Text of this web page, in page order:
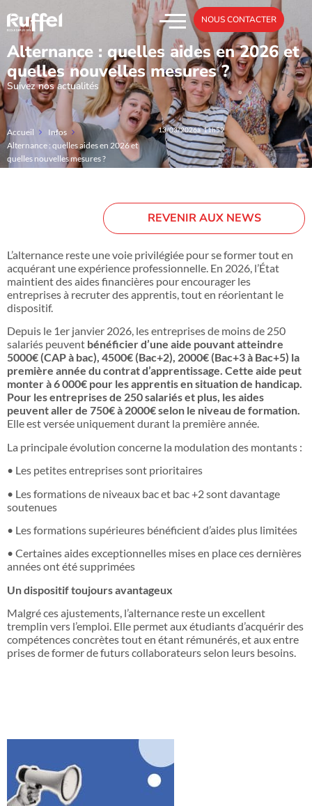
NOUS CONTACTER
Alternance : quelles aides en 2026 et
quelles nouvelles mesures ?
Suivez nos actualités
Accueil
Infos
Alternance : quelles aides en 2026 et
quelles nouvelles mesures ?
13/03/2026à 11h59
REVENIR AUX NEWS
L’alternance reste une voie privilégiée pour se former tout en
acquérant une expérience professionnelle. En 2026, l’État
maintient des aides financières pour encourager les
entreprises à recruter des apprentis, tout en réorientant le
dispositif.
Depuis le 1er janvier 2026, les entreprises de moins de 250
salariés peuvent bénéficier d’une aide pouvant atteindre
5000€ (CAP à bac), 4500€ (Bac+2), 2000€ (Bac+3 à Bac+5) la
première année du contrat d’apprentissage. Cette aide peut
monter à6 000€ pour les apprentis en situation de handicap.
Pour les entreprises de 250 salariés et plus, les aides
peuvent aller de 750€ à 2000€ selon le niveau de formation.
Elle est versée uniquement durant la première année.
La principale évolution concerne la modulation des montants :
• Les petites entreprises sont prioritaires
• Les formations de niveaux bac et bac +2 sont davantage
soutenues
• Les formations supérieures bénéficient d’aides plus limitées
• Certaines aides exceptionnelles mises en place ces dernières
années ont été supprimées
Un dispositif toujours avantageux
Malgré ces ajustements, l’alternance reste un excellent
tremplin vers l’emploi. Elle permet aux étudiants d’acquérir des
compétences concrètes tout en étant rémunérés, et aux entre
prises de former de futurs collaborateurs selon leurs besoins.